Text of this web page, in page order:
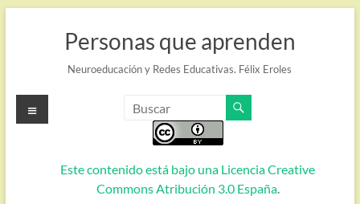
Personas que aprenden
Neuroeducación y Redes Educativas. Félix Eroles
Este contenido está bajo una Licencia Creative
Commons Atribución 3.0 España.
Menú